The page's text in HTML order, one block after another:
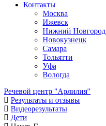
Контакты
Москва
Ижевск
Нижний Новгород
Новокузнецк
Самара
Тольятти
Уфа
Вологда
Речевой центр "Арлилия"
Результаты и отзывы
Видеорезультаты
Дети